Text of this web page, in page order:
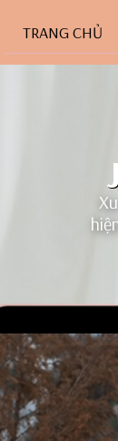
TRANG CHỦ